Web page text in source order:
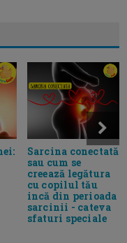
Sarcina conectată
sau cum se
creează legătura
cu copilul tău
incă din perioada
sarcinii - cateva
sfaturi speciale